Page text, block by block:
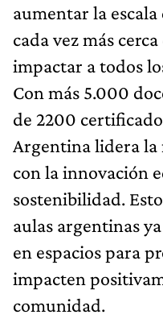
aumentar la
cada vez más
impactar a todos
Con más 5.000
de 2200
Argentina lidera la
con la innovación
sostenibilidad.
aulas argentinas
en espacios para
impacten
comunidad.